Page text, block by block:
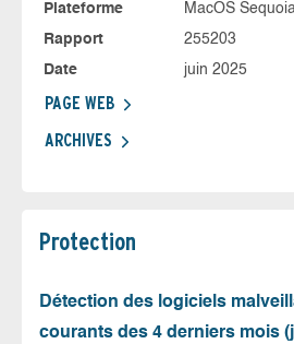
Plateforme
MacOS
Rapport
255203
Date
juin 2025
PAGE WEB
ARCHIVES
Protection
Détection des logiciels
courants des 4 derniers mois